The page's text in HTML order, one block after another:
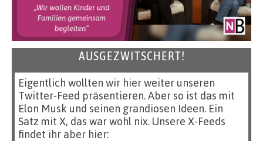
AUSGEZWITSCHERT!
Eigentlich wollten wir hier weiter unseren
Twitter-Feed präsentieren. Aber so ist das mit
Elon Musk und seinen grandiosen Ideen. Ein
Satz mit X, das war wohl nix. Unsere X-Feeds
findet ihr aber hier: